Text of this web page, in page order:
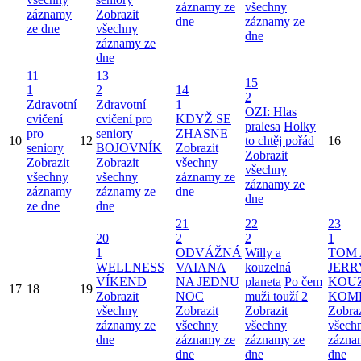
záznamy
ze dne
Zobrazit
všechny
záznamy ze
dne
záznamy ze
dne
všechny
záznamy ze
dne
10
11
1
Zdravotní
cvičení
pro
seniory
Zobrazit
všechny
záznamy
ze dne
12
13
2
Zdravotní
cvičení pro
seniory
BOJOVNÍK
Zobrazit
všechny
záznamy ze
dne
14
1
KDYŽ SE
ZHASNE
Zobrazit
všechny
záznamy ze
dne
15
2
OZI: Hlas
pralesa Holky
to chtěj pořád
Zobrazit
všechny
záznamy ze
dne
16
17 18 19
20
1
WELLNESS
VÍKEND
Zobrazit
všechny
záznamy ze
dne
21
2
ODVÁŽNÁ
VAIANA
NA JEDNU
NOC
Zobrazit
všechny
záznamy ze
dne
22
2
Willy a
kouzelná
planeta Po čem
muži touží 2
Zobrazit
všechny
záznamy ze
dne
23
1
TOM
dne